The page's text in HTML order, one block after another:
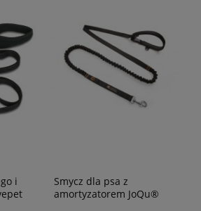
i
Smycz dla psa z
amortyzatorem JoQu®